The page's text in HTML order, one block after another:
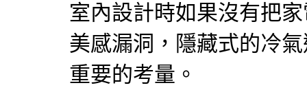
室內設計時如果沒有把
美感漏洞，隱藏式的冷氣
重要的考量。